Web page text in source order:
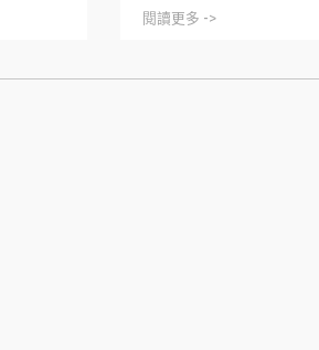
閱讀更多 ->